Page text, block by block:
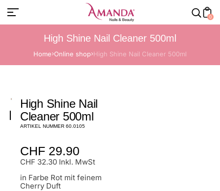
0
High Shine Nail Cleaner 500ml
Home Online shop High Shine Nail Cleaner 500ml
High Shine Nail
Cleaner 500ml
ARTIKEL NUMMER 60.0105
Normaler
Preis
CHF 29.90
CHF 32.30 Inkl. MwSt
in Farbe Rot mit feinem
Cherry Duft